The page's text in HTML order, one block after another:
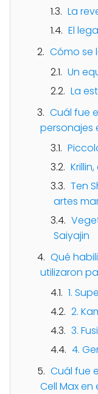
La
El
Cómo se
Un
La
Cuál fue
personajes
Ten
artes
Saiyajin
Qué
utilizaron
1.
2.
3.
4.
Cuál fue
Cell Max